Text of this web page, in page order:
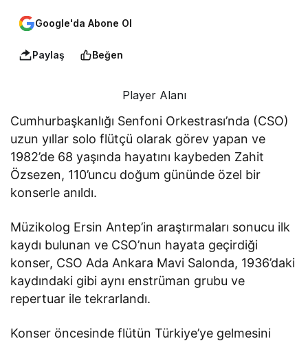
Google'da Abone Ol
Paylaş Beğen
Player Alanı
Cumhurbaşkanlığı Senfoni Orkestrası’nda (CSO)
uzun yıllar solo flütçü olarak görev yapan ve
1982’de 68 yaşında hayatını kaybeden Zahit
Özsezen, 110’uncu doğum gününde özel bir
konserle anıldı.
Müzikolog Ersin Antep’in araştırmaları sonucu ilk
kaydı bulunan ve CSO’nun hayata geçirdiği
konser, CSO Ada Ankara Mavi Salonda, 1936’daki
kaydındaki gibi aynı enstrüman grubu ve
repertuar ile tekrarlandı.
Konser öncesinde flütün Türkiye’ye gelmesini